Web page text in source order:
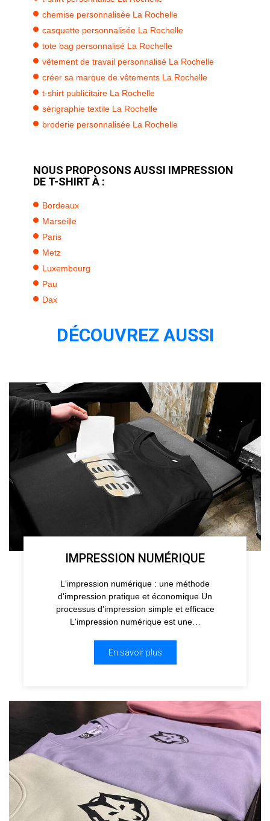
chemise personnalisée La Rochelle
casquette personnalisée La Rochelle
tote bag personnalisé La Rochelle
vêtement de travail personnalisé La Rochelle
créer sa marque de vêtements La Rochelle
t-shirt publicitaire La Rochelle
sérigraphie textile La Rochelle
broderie personnalisée La Rochelle
NOUS PROPOSONS AUSSI IMPRESSION
DE T-SHIRT À :
Bordeaux
Marseille
Paris
Metz
Luxembourg
Pau
Dax
DÉCOUVREZ AUSSI
IMPRESSION NUMÉRIQUE
L'impression numérique : une méthode
d'impression pratique et économique Un
processus d'impression simple et efficace
L'impression numérique est une…
En savoir plus